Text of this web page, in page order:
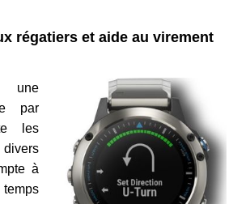
régatiers et aide au virement
une
par
les
à